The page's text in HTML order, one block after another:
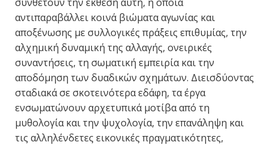
αντιπαραβάλλει κοινά βιώματα αγωνίας και
αποξένωσης με συλλογικές πράξεις επιθυμίας, την
αλχημική δυναμική της αλλαγής, ονειρικές
συναντήσεις, τη σωματική εμπειρία και την
αποδόμηση των δυαδικών σχημάτων. Διεισδύοντας
σταδιακά σε σκοτεινότερα εδάφη, τα έργα
ενσωματώνουν αρχετυπικά μοτίβα από τη
μυθολογία και την ψυχολογία, την επανάληψη και
τις αλληλένδετες εικονικές πραγματικότητες,